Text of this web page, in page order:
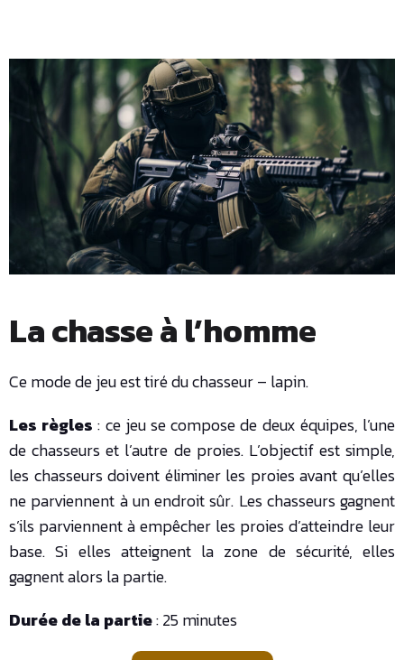
La chasse à l’homme
Ce mode de jeu est tiré du chasseur – lapin.
Les règles: ce jeu se compose de deux équipes, l’une
de chasseurs et l’autre de proies. L’objectif est simple,
les chasseurs doivent éliminer les proies avant qu’elles
ne parviennent à un endroit sûr. Les chasseurs gagnent
s’ils parviennent à empêcher les proies d’atteindre leur
base. Si elles atteignent la zone de sécurité, elles
gagnent alors la partie.
Durée de la partie: 25 minutes